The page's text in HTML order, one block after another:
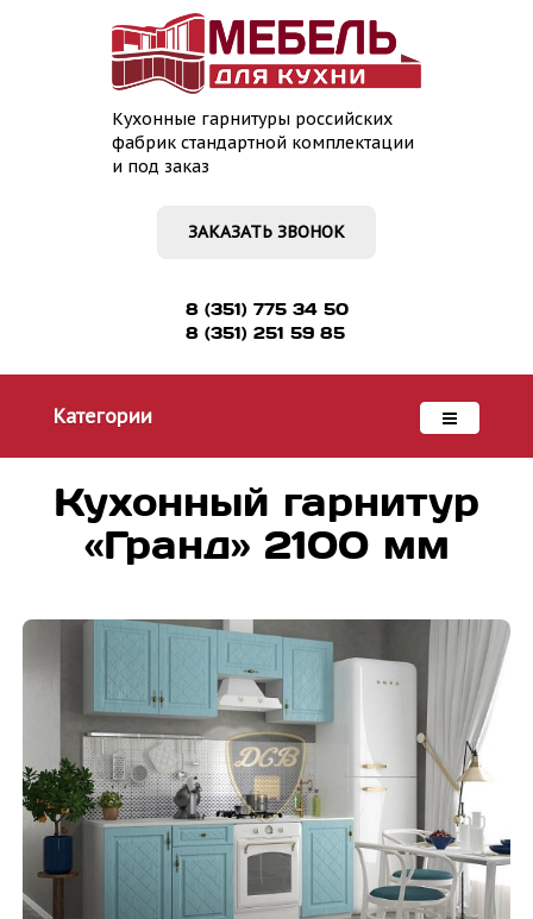
Кухонные гарнитуры российских
фабрик стандартной комплектации
и под заказ
ЗАКАЗАТЬ ЗВОНОК
8 (351) 775 34 50
8 (351) 251 59 85
Категории
Кухонный гарнитур
«Гранд» 2100 мм